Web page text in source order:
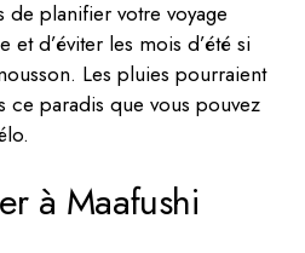
de planifier votre voyage
et d’éviter les mois d’été si
Les pluies pourraient
ce paradis que vous pouvez
à Maafushi